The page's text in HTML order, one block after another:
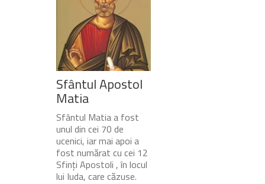
Sfântul Apostol
Matia
Sfântul Matia a fost
unul din cei 70 de
ucenici, iar mai apoi a
fost numărat cu cei 12
Sfinți Apostoli , în locul
lui Iuda, care căzuse.